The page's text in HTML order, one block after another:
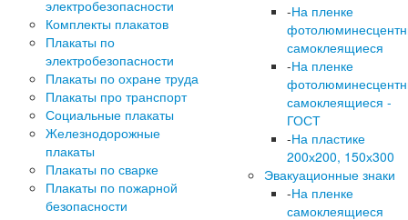
электробезопасности
Комплекты плакатов
Плакаты по
электробезопасности
Плакаты по охране труда
Плакаты про транспорт
Социальные плакаты
Железнодорожные
плакаты
Плакаты по сварке
Плакаты по пожарной
безопасности
-На пленке
самоклеящиеся
-На пленке
самоклеящиеся -
ГОСТ
-На пластике
200х200, 150х300
Эвакуационные знаки
-На пленке
самоклеящиеся